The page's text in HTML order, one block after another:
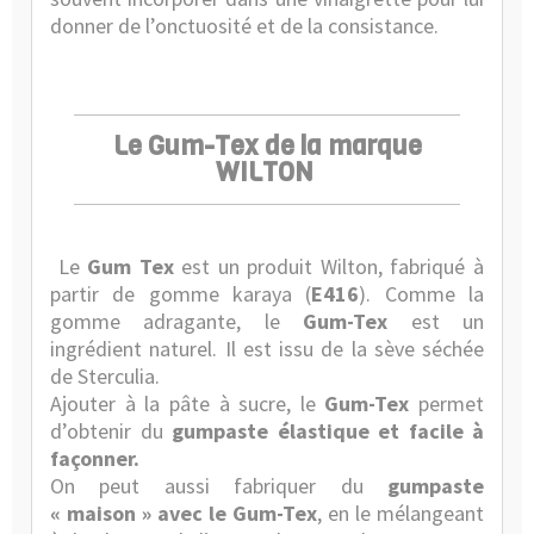
donner de l’onctuosité et de la consistance.
Le Gum-Tex de la marque
WILTON
LeGum Texest un produit Wilton, fabriqué à
partir de gomme karaya (E416). Comme la
gomme adragante, le Gum-Tex est un
ingrédient naturel. Il est issu de la sève séchée
de Sterculia.
Ajouter à la pâte à sucre, le Gum-Tex permet
d’obtenir du gumpaste élastique et facile à
façonner.
On peut aussi fabriquer du gumpaste
« maison » avec le Gum-Tex, en le mélangeant